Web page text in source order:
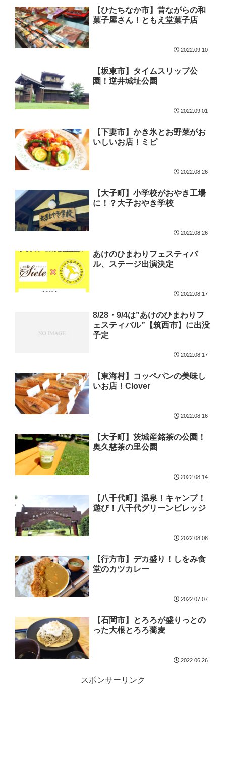
【ひたちなか市】昔ながらの和
菓子屋さん！ともえ堂菓子店
2022.09.10
【坂東市】タイムスリップ公
園！逆井城址公園
2022.09.01
【下妻市】かき氷とお野菜がお
いしいお店！ミピ
2022.08.26
【大子町】小学校がおやき工場
に！？大子おやき学校
2022.08.26
あけのひまわりフェスティバ
ル、ステージ出演決定
2022.08.17
8/28・9/4は”あけのひまわりフ
ェスティバル”【筑西市】に出没
予定
2022.08.17
【東海村】コッペパンの美味し
いお店！Clover
2022.08.16
【大子町】茨城産銘茶の公園！
奥久慈茶の里公園
2022.08.14
【八千代町】温泉！キャンプ！
遊び！八千代グリーンビレッジ
2022.08.08
【行方市】デカ盛り！しをみ食
堂のカツカレー
2022.07.07
【石岡市】とろろが盛りっとの
った大根とろろ蕎麦
2022.06.26
スポンサーリンク